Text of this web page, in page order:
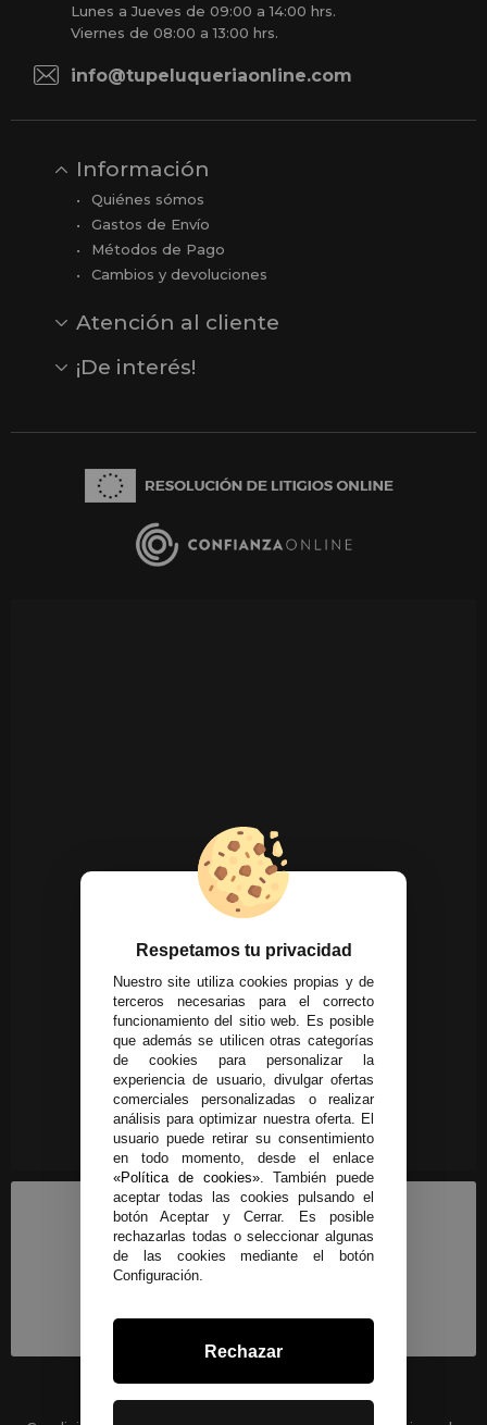
Lunes a Jueves de 09:00 a 14:00 hrs.
Viernes de 08:00 a 13:00 hrs.
info@tupeluqueriaonline.com
Información
Quiénes sómos
Gastos de Envío
Métodos de Pago
Cambios y devoluciones
Atención al cliente
Opiniones
Reseñas en Google
¡De interés!
Respetamos tu privacidad
Nuestro site utiliza cookies propias y de
terceros necesarias para el correcto
funcionamiento del sitio web. Es posible
que además se utilicen otras categorías
de cookies para personalizar la
experiencia de usuario, divulgar ofertas
comerciales personalizadas o realizar
análisis para optimizar nuestra oferta. El
usuario puede retirar su consentimiento
en todo momento, desde el enlace
«Política de cookies». También puede
aceptar todas las cookies pulsando el
botón Aceptar y Cerrar. Es posible
rechazarlas todas o seleccionar algunas
de las cookies mediante el botón
Configuración.
Rechazar